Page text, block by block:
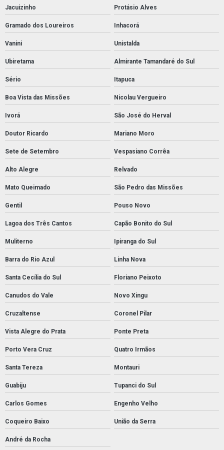
Jacuizinho Protásio Alves
Gramado dos Loureiros Inhacorá
Vanini Unistalda
Ubiretama Almirante Tamandaré do Sul
Sério Itapuca
Boa Vista das Missões Nicolau Vergueiro
Ivorá São José do Herval
Doutor Ricardo Mariano Moro
Sete de Setembro Vespasiano Corrêa
Alto Alegre Relvado
Mato Queimado São Pedro das Missões
Gentil Pouso Novo
Lagoa dos Três Cantos Capão Bonito do Sul
Muliterno Ipiranga do Sul
Barra do Rio Azul Linha Nova
Santa Cecília do Sul Floriano Peixoto
Canudos do Vale Novo Xingu
Cruzaltense Coronel Pilar
Vista Alegre do Prata Ponte Preta
Porto Vera Cruz Quatro Irmãos
Santa Tereza Montauri
Guabiju Tupanci do Sul
Carlos Gomes Engenho Velho
Coqueiro Baixo União da Serra
André da Rocha